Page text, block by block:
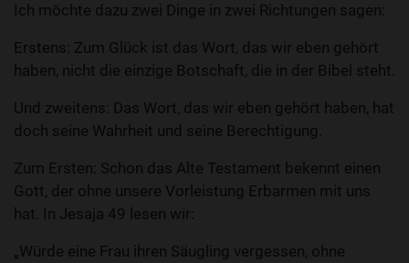
Ich möchte dazu zwei Dinge in zwei Richtungen sagen:
Erstens: Zum Glück ist das Wort, das wir eben gehört
haben, nicht die einzige Botschaft, die in der Bibel steht.
Und zweitens: Das Wort, das wir eben gehört haben, hat
doch seine Wahrheit und seine Berechtigung.
Zum Ersten: Schon das Alte Testament bekennt einen
Gott, der ohne unsere Vorleistung Erbarmen mit uns
hat. In Jesaja 49 lesen wir:
„Würde eine Frau ihren Säugling vergessen, ohne